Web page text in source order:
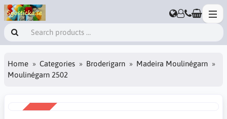
Home Categories Broderigarn
Madeira Moulinégarn
Moulinégarn 2502